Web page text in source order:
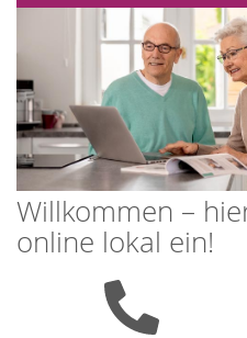
Willkommen –
online lokal ein!